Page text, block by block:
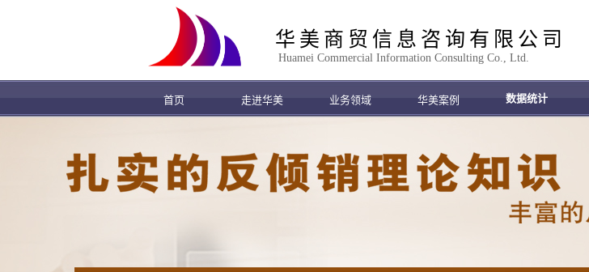
华美商贸信息咨询有限公司
Huamei Commercial Information Consulting Co., Ltd.
首页 走进华美 业务领域 华美案例 数据统计